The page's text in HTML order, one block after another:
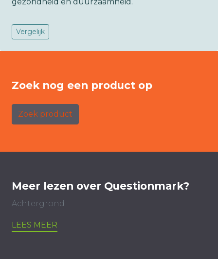
Vergelijk
Zoek nog een product op
Zoek product
Meer lezen over Questionmark?
Achtergrond
LEES MEER